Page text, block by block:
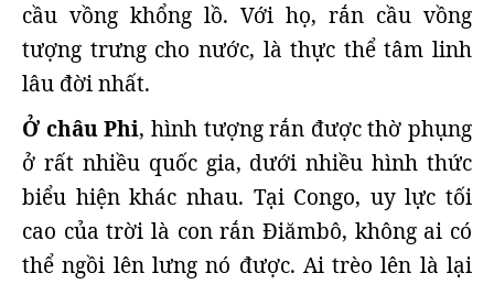
cầu vồng khổng lồ. Với họ, rắn cầu vồng
tượng trưng cho nước, là thực thể tâm linh
lâu đời nhất.
Ở châu Phi, hình tượng rắn được thờ phụng
ở rất nhiều quốc gia, dưới nhiều hình thức
biểu hiện khác nhau. Tại Congo, uy lực tối
cao của trời là con rắn Điămbô, không ai có
thể ngồi lên lưng nó được. Ai trèo lên là lại